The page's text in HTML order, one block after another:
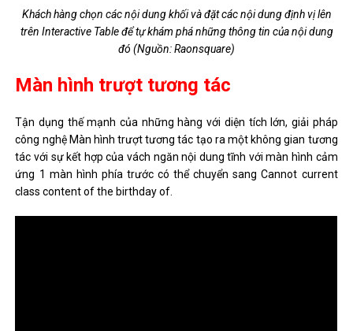
Khách hàng chọn các nội dung khối và đặt các nội dung định vị lên
trên Interactive Table để tự khám phá những thông tin của nội dung
đó (Nguồn: Raonsquare)
Màn hình trượt tương tác
Tận dụng thế mạnh của những hàng với diện tích lớn, giải pháp
công nghệ Màn hình trượt tương tác tạo ra một không gian tương
tác với sự kết hợp của vách ngăn nội dung tĩnh với màn hình cảm
ứng 1 màn hình phía trước có thể chuyển sang Cannot current
class content of the birthday of.